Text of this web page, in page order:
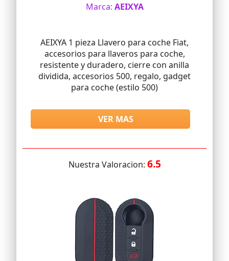
Marca: AEIXYA
AEIXYA 1 pieza Llavero para coche Fiat,
accesorios para llaveros para coche,
resistente y duradero, cierre con anilla
dividida, accesorios 500, regalo, gadget
para coche (estilo 500)
VER MAS
Nuestra Valoracion: 6.5